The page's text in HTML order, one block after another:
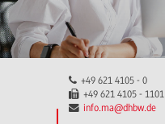
+49 621 4105 - 0
+49 621 4105 - 1101
info.ma@dhbw.de